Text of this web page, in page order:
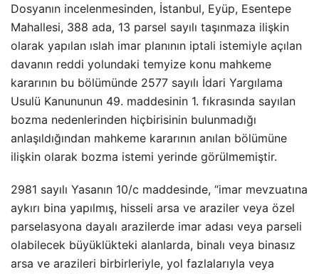
Dosyanın incelenmesinden, İstanbul, Eyüp, Esentepe
Mahallesi, 388 ada, 13 parsel sayılı taşınmaza ilişkin
olarak yapılan ıslah imar planının iptali istemiyle açılan
davanın reddi yolundaki temyize konu mahkeme
kararının bu bölümünde 2577 sayılı İdari Yargılama
Usulü Kanununun 49. maddesinin 1. fıkrasında sayılan
bozma nedenlerinden hiçbirisinin bulunmadığı
anlaşıldığından mahkeme kararının anılan bölümüne
ilişkin olarak bozma istemi yerinde görülmemiştir.
2981 sayılı Yasanın 10/c maddesinde, “imar mevzuatına
aykırı bina yapılmış, hisseli arsa ve araziler veya özel
parselasyona dayalı arazilerde imar adası veya parseli
olabilecek büyüklükteki alanlarda, binalı veya binasız
arsa ve arazileri birbirleriyle, yol fazlalarıyla veya